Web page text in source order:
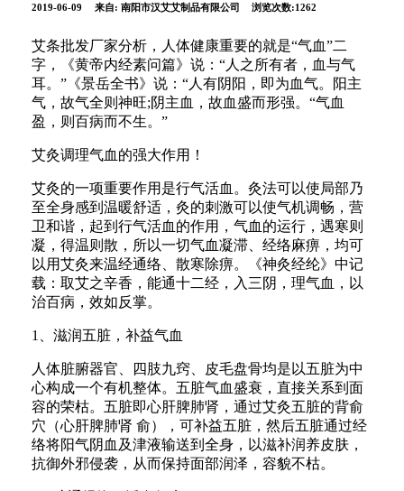
2019-06-09 来自: 南阳市汉艾艾制品有限公司 浏览次数:1262
艾条批发厂家分析，人体健康重要的就是“气血”二
字，《黄帝内经素问篇》说：“人之所有者，血与气
耳。”《景岳全书》说：“人有阴阳，即为血气。阳主
气，故气全则神旺;阴主血，故血盛而形强。“气血
盈，则百病而不生。”
艾灸调理气血的强大作用！
艾灸的一项重要作用是行气活血。灸法可以使局部乃
至全身感到温暖舒适，灸的刺激可以使气机调畅，营
卫和谐，起到行气活血的作用，气血的运行，遇寒则
凝，得温则散，所以一切气血凝滞、经络麻痹，均可
以用艾灸来温经通络、散寒除痹。《神灸经纶》中记
载：取艾之辛香，能通十二经，入三阴，理气血，以
治百病，效如反掌。
1、滋润五脏，补益气血
人体脏腑器官、四肢九窍、皮毛盘骨均是以五脏为中
心构成一个有机整体。五脏气血盛衰，直接关系到面
容的荣枯。五脏即心肝脾肺肾，通过艾灸五脏的背俞
穴（心肝脾肺肾 俞），可补益五脏，然后五脏通过经
络将阳气阴血及津液输送到全身，以滋补润养皮肤，
抗御外邪侵袭，从而保持面部润泽，容貌不枯。